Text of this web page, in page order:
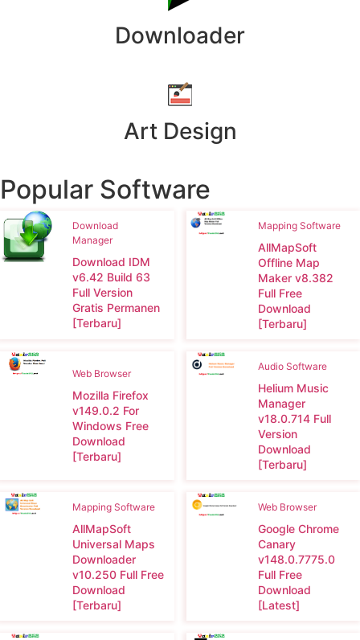
Downloader
Art Design
Popular Software
Download
Manager
Download IDM
v6.42 Build 63
Full Version
Gratis Permanen
[Terbaru]
Mapping Software
AllMapSoft
Offline Map
Maker v8.382
Full Free
Download
[Terbaru]
Web Browser
Mozilla Firefox
v149.0.2 For
Windows Free
Download
[Terbaru]
Audio Software
Helium Music
Manager
v18.0.714 Full
Version
Download
[Terbaru]
Mapping Software
AllMapSoft
Universal Maps
Downloader
v10.250 Full Free
Download
[Terbaru]
Web Browser
Google Chrome
Canary
v148.0.7775.0
Full Free
Download
[Latest]